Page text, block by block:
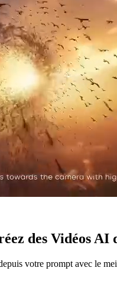
des Vidéos AI
votre prompt avec le